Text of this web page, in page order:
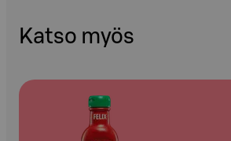
Katso myös